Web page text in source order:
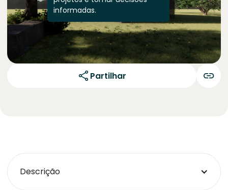
informadas.
Partilhar
Descrição